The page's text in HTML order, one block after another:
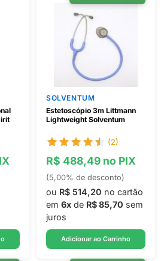
SOLVENTUM
Estetoscópio 3m Littmann
Lightweight Solventum
(2)
R$ 488,49 no PIX
(5,00% de desconto)
ou R$ 514,20 no cartão
em 6x de R$ 85,70 sem
juros
Adicionar ao Carrinho